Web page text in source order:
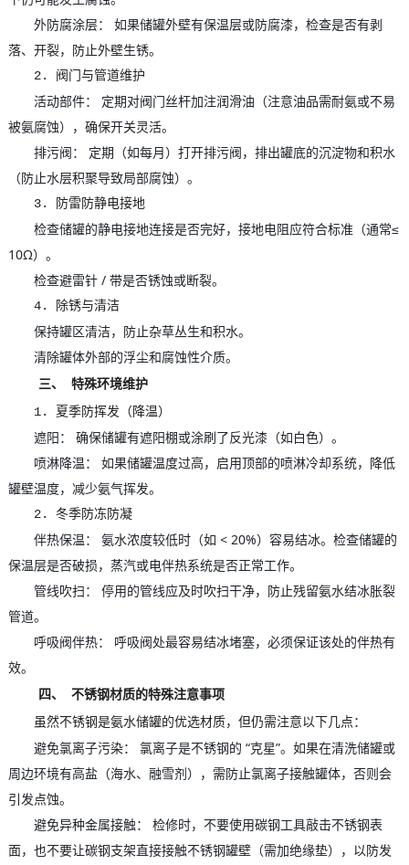
外防腐涂层： 如果储罐外壁有保温层或防腐漆，检查是否有剥
落、开裂，防止外壁生锈。
2. 阀门与管道维护
活动部件： 定期对阀门丝杆加注润滑油（注意油品需耐氨或不易
被氨腐蚀），确保开关灵活。
排污阀： 定期（如每月）打开排污阀，排出罐底的沉淀物和积水
（防止水层积聚导致局部腐蚀）。
3. 防雷防静电接地
检查储罐的静电接地连接是否完好，接地电阻应符合标准（通常≤
10Ω）。
检查避雷针 / 带是否锈蚀或断裂。
4. 除锈与清洁
保持罐区清洁，防止杂草丛生和积水。
清除罐体外部的浮尘和腐蚀性介质。
三、 特殊环境维护
1. 夏季防挥发（降温）
遮阳： 确保储罐有遮阳棚或涂刷了反光漆（如白色）。
喷淋降温： 如果储罐温度过高，启用顶部的喷淋冷却系统，降低
罐壁温度，减少氨气挥发。
2. 冬季防冻防凝
伴热保温： 氨水浓度较低时（如 < 20%）容易结冰。检查储罐的
保温层是否破损，蒸汽或电伴热系统是否正常工作。
管线吹扫： 停用的管线应及时吹扫干净，防止残留氨水结冰胀裂
管道。
呼吸阀伴热： 呼吸阀处最容易结冰堵塞，必须保证该处的伴热有
效。
四、 不锈钢材质的特殊注意事项
虽然不锈钢是氨水储罐的优选材质，但仍需注意以下几点：
避免氯离子污染： 氯离子是不锈钢的 “克星”。如果在清洗储罐或
周边环境有高盐（海水、融雪剂），需防止氯离子接触罐体，否则会
引发点蚀。
避免异种金属接触： 检修时，不要使用碳钢工具敲击不锈钢表
面，也不要让碳钢支架直接接触不锈钢罐壁（需加绝缘垫），以防发